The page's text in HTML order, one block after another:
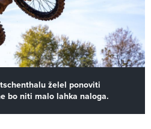
želel ponoviti
bo niti malo lahka naloga.